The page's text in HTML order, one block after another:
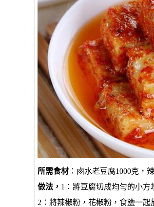
所需食材 ：鹵水老豆腐1000克，
做法， 1：將豆腐切成均勻的小方
2：將辣椒粉，花椒粉，食鹽一起